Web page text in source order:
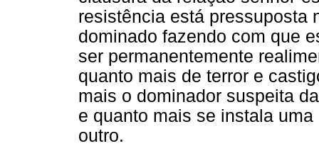
resistência está pressuposta
dominado fazendo com que
ser permanentemente
quanto mais de terror e
mais o dominador suspeita
e quanto mais se instala
outro.